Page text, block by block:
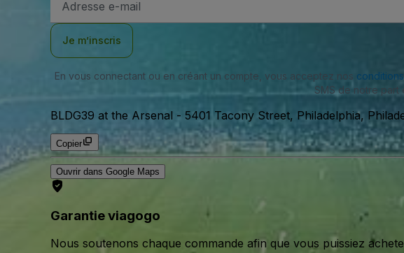
e-
Je m’inscris
En vous connectant ou en créant un compte, vous acceptez nos
SMS de notre part
BLDG39 at the Arsenal - 5401 Tacony Street, Philadelphia,
Copier
Ouvrir dans Google Maps
Garantie viagogo
Nous soutenons chaque commande afin que vous puissiez